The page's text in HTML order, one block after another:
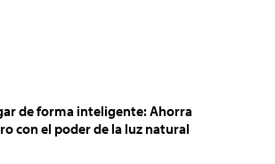
de forma inteligente: Ahorra
con el poder de la luz natural